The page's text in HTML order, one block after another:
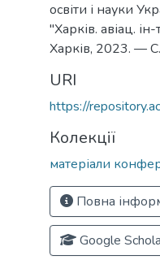
освіти і науки
"Харків. авіац.
Харків, 2023. —
URI
https://
Колекції
матеріали
Повна
Google